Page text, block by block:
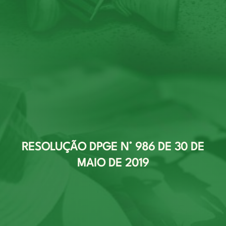
RESOLUÇÃO DPGE N° 986 DE 30 DE
MAIO DE 2019